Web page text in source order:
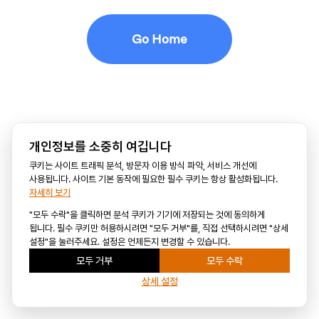
Go Home
개인정보를 소중히 여깁니다
쿠키는 사이트 트래픽 분석, 방문자 이용 방식 파악, 서비스 개선에
사용됩니다. 사이트 기본 동작에 필요한 필수 쿠키는 항상 활성화됩니다.
자세히 보기
"모두 수락"을 클릭하면 분석 쿠키가 기기에 저장되는 것에 동의하게
됩니다. 필수 쿠키만 허용하시려면 "모두 거부"를, 직접 선택하시려면 "상세
설정"을 눌러주세요. 설정은 언제든지 변경할 수 있습니다.
상세 설정
모두 거부 모두 수락